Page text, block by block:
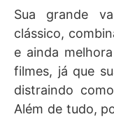
Sua grande
clássico,
e ainda
filmes, já que
distraindo
Além de tudo,